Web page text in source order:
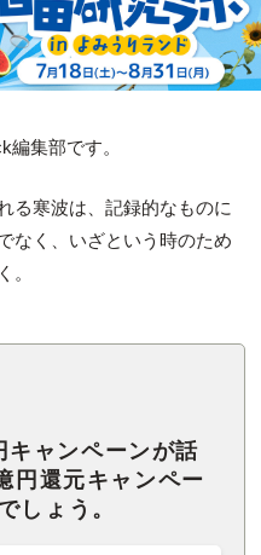
集部です。
る寒波は、記録的なものに
なく、いざという時のため
。
キャンペーンが話
円還元キャンペー
しょう。